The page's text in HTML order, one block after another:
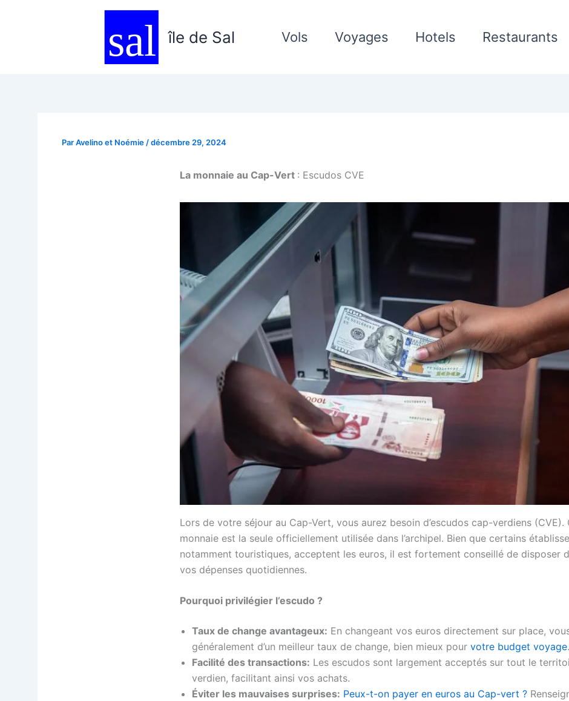
île de Sal Vols Voyages Hotels Restaurants
ParAvelino et Noémie /décembre 29, 2024
La monnaie au Cap-Vert : Escudos CVE
Lors de votre séjour au Cap-Vert, vous aurez besoin d’escudos cap-verdiens (CVE).
monnaie est la seule officiellement utilisée dans l’archipel. Bien que certains
notamment touristiques, acceptent les euros, il est fortement conseillé de disposer
vos dépenses quotidiennes.
Pourquoi privilégier l’escudo ?
Taux de change avantageux: En changeant vos euros directement sur place,
généralement d’un meilleur taux de change, bien mieux pour votre budget voyage.
Facilité des transactions: Les escudos sont largement acceptés sur tout le
verdien, facilitant ainsi vos achats.
Éviter les mauvaises surprises: Peux-t-on payer en euros au Cap-vert ?